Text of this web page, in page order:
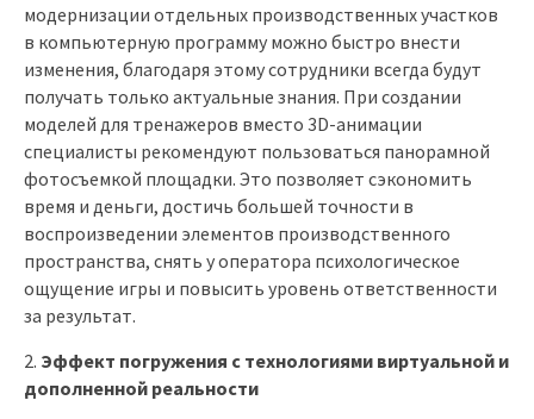
модернизации отдельных производственных участков
в компьютерную программу можно быстро внести
изменения, благодаря этому сотрудники всегда будут
получать только актуальные знания. При создании
моделей для тренажеров вместо 3D-анимации
специалисты рекомендуют пользоваться панорамной
фотосъемкой площадки. Это позволяет сэкономить
время и деньги, достичь большей точности в
воспроизведении элементов производственного
пространства, снять у оператора психологическое
ощущение игры и повысить уровень ответственности
за результат.
Эффект погружения с технологиями виртуальной и
дополненной реальности